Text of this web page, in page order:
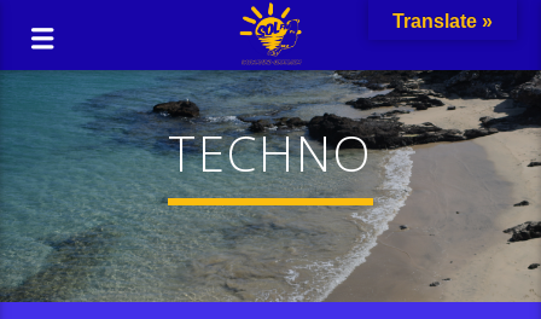
TECHNO
Translate »